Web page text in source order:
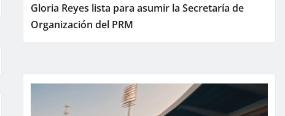
Gloria Reyes lista para asumir la Secretaría de
Organización del PRM